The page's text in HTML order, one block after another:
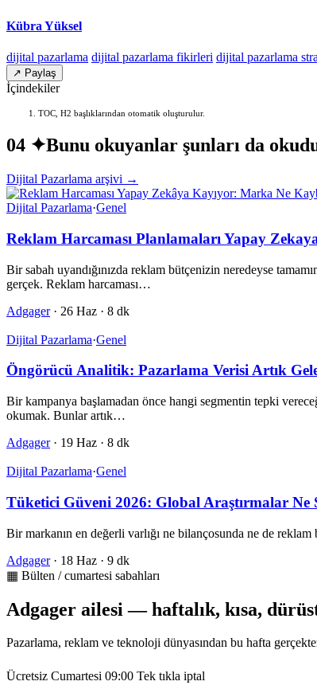
Kübra Yüksel
dijital pazarlama dijital pazarlama fikirleri dijital pazarlama
↗ Paylaş
İçindekiler
TOC, H2 başlıklarından otomatik oluşturulur.
04 ✦Bunu okuyanlar şunları da
Dijital Pazarlama arşivi →
Dijital Pazarlama·Genel
Reklam Harcaması Planlamaları Yapay
Bir sabah uyandığınızda reklam bütçenizin neredeyse
gerçek. Reklam harcaması…
Adgager · 26 Haz · 8 dk
Dijital Pazarlama·Genel
Öngörücü Analitik: Pazarlama Verisi Artık
Bir kampanya başlamadan önce hangi segmentin tepki
okumak. Bunlar artık…
Adgager · 19 Haz · 8 dk
Dijital Pazarlama·Genel
Tüketici Güveni 2026: Global Araştırmalar Ne
Bir markanın en değerli varlığı ne bilançosunda ne de
Adgager · 18 Haz · 9 dk
▦ Bülten / cumartesi sabahları
Adgager ailesi — haftalık, kısa,
Pazarlama, reklam ve teknoloji dünyasından bu hafta
Ücretsiz Cumartesi 09:00 Tek tıkla iptal